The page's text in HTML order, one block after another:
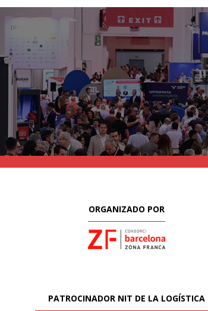
ORGANIZADO POR
PATROCINADOR NIT DE LA LOGÍSTICA